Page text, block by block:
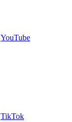
YouTube
TikTok